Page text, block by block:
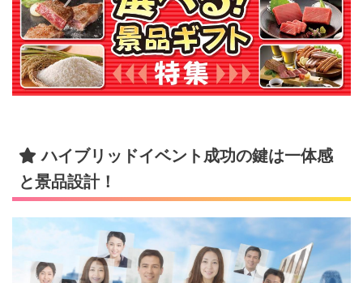
ハイブリッドイベント成功の鍵は一体感
と景品設計！